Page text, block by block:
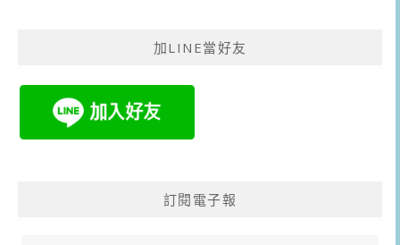
加LINE當好友
訂閱電子報